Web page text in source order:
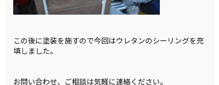
この後に塗装を施すので今回はウレタンのシーリングを充
填しました。
お問い合わせ、ご相談は気軽に連絡ください。